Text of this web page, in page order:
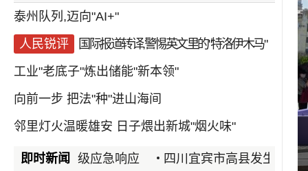
泰州队列,迈向"AI+"
人民锐评
国际报道转译,警惕英文里的"特洛伊木马"
工业"老底子"炼出储能"新本领"
向前一步 把法"种"进山海间
邻里灯火温暖雄安 日子煨出新城"烟火味"
即时新闻
水防御Ⅳ级应急响应 四川宜宾市高县发生4.9级地